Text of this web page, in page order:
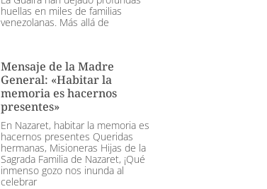
huellas en miles de familias
venezolanas. Más allá de
Mensaje de la Madre
General: «Habitar la
memoria es hacernos
presentes»
En Nazaret, habitar la memoria es
hacernos presentes Queridas
hermanas, Misioneras Hijas de la
Sagrada Familia de Nazaret, ¡Qué
inmenso gozo nos inunda al
celebrar